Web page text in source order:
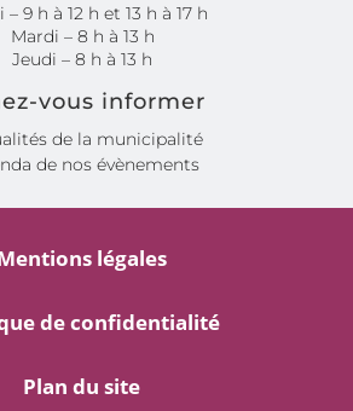
– 9 h à 12 h et 13 h à 17 h
Mardi – 8 h à 13 h
Jeudi – 8 h à 13 h
vous informer
de la municipalité
de nos évènements
légales
de confidentialité
Plan du site